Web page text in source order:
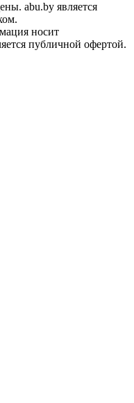
abu.by является
носит
публичной офертой.